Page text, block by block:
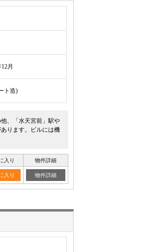
月
ト造)
、「水天宮前」駅や
ります。ビルには機
入り 物件詳細
入り 物件詳細